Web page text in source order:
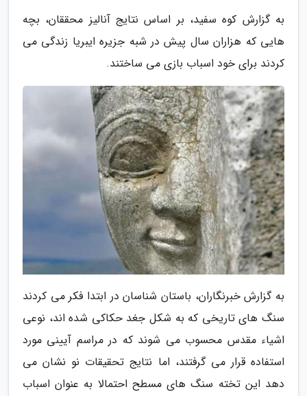
به گزارش کوه سفید، بر اساس نتایج آنالیز محققان، بچه
هایی که هزاران سال پیش در شبه جزیره ایبریا زندگی می
کردند برای خود اسباب بازی می ساختند.
به گزارش خبرنگاران، باستان شناسان در ابتدا فکر می کردند
سنگ های تاریخی که به شکل جغد حکاکی شده اند، نوعی
اشیاء مقدس محسوب می شوند که در مراسم آیینی مورد
استفاده قرار می گرفتند، اما نتایج تحقیقات نو نشان می
دهد این تخته سنگ های مسطح احتمالا به عنوان اسباب